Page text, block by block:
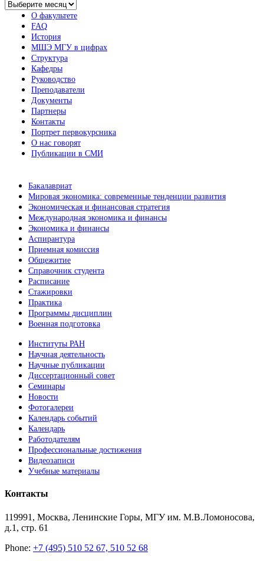
Архив
новостейО факультете
FAQ
История
МШЭ МГУ в цифрах
Структура
Кафедры
Руководство
Преподаватели
Документы
Партнеры
Контакты
Портрет первокурсника
О нас говорят
Публикации в СМИ
Бакалавриат
Мировая экономика: современные тенденции развития
Экономическая и финансовая стратегия
Международная экономика и финансы
Экономика и финансы
Аспирантура
Приемная комиссия
Общежитие
Справочник студента
Расписание
Стажировки
Практика
Программы дисциплин
Военная подготовка
Институты РАН
Научная деятельность
Научные публикации
Диссертационный совет
Семинары
Новости
Фотогалереи
Календарь событий
Календарь
Работодателям
Профессиональные достижения
Видеозаписи
Учебные материалы
Контакты
119991, Москва, Ленинские Горы, МГУ им. М.В.Ломоносова,
д.1, стр. 61
Phone: +7 (495) 510 52 67, 510 52 68